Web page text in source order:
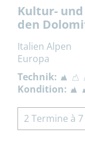
Kultur-
den
Italien Alpen
Europa
Technik:
Kondition:
2 Termine à 7